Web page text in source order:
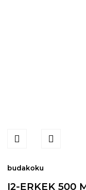
budakoku
I2-ERKEK 500